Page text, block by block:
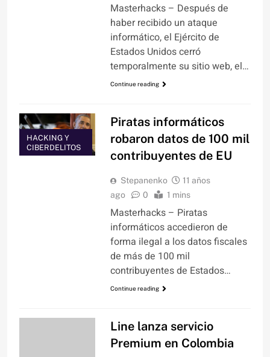
Masterhacks – Después de
haber recibido un ataque
informático, el Ejército de
Estados Unidos cerró
temporalmente su sitio web, el…
Continue reading
HACKING Y
CIBERDELITOS
Piratas informáticos
robaron datos de 100 mil
contribuyentes de EU
Stepanenko
11 años
ago
0 1 mins
Masterhacks – Piratas
informáticos accedieron de
forma ilegal a los datos fiscales
de más de 100 mil
contribuyentes de Estados…
Continue reading
Line lanza servicio
Premium en Colombia